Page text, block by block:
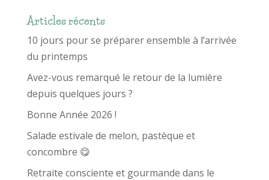
Articles récents
10 jours pour se préparer ensemble à l’arrivée
du printemps
Avez-vous remarqué le retour de la lumière
depuis quelques jours ?
Bonne Année 2026 !
Salade estivale de melon, pastèque et
concombre 😋
Retraite consciente et gourmande dans le